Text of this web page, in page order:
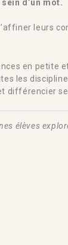
d’un mot.
leurs
en petite
les
différencier
élèves